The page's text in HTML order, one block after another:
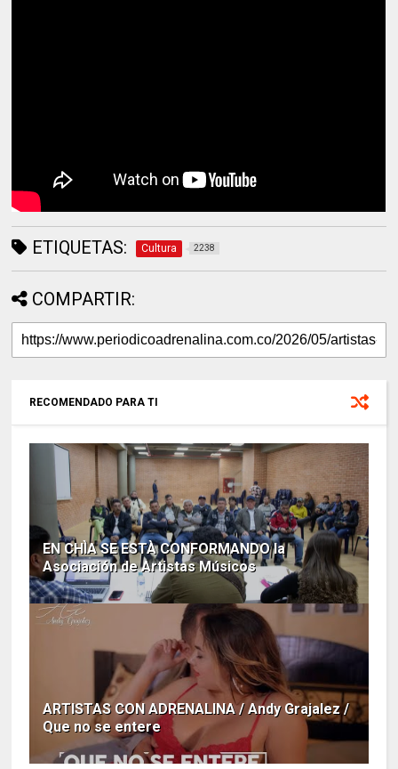
ETIQUETAS: Cultura 2238
COMPARTIR:
RECOMENDADO PARA TI
EN CHÌA SE ESTÀ CONFORMANDO la
Asociación de Artistas Músicos
ARTISTAS CON ADRENALINA / Andy Grajalez /
Que no se entere